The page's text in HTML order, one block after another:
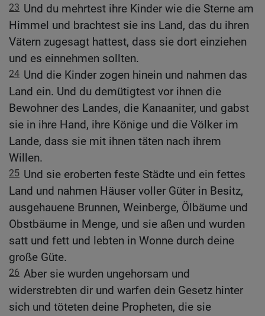
23 Und du mehrtest ihre Kinder wie die Sterne am
Himmel und brachtest sie ins Land, das du ihren
Vätern zugesagt hattest, dass sie dort einziehen
und es einnehmen sollten.
24 Und die Kinder zogen hinein und nahmen das
Land ein. Und du demütigtest vor ihnen die
Bewohner des Landes, die Kanaaniter, und gabst
sie in ihre Hand, ihre Könige und die Völker im
Lande, dass sie mit ihnen täten nach ihrem
Willen.
25 Und sie eroberten feste Städte und ein fettes
Land und nahmen Häuser voller Güter in Besitz,
ausgehauene Brunnen, Weinberge, Ölbäume und
Obstbäume in Menge, und sie aßen und wurden
satt und fett und lebten in Wonne durch deine
große Güte.
26 Aber sie wurden ungehorsam und
widerstrebten dir und warfen dein Gesetz hinter
sich und töteten deine Propheten, die sie